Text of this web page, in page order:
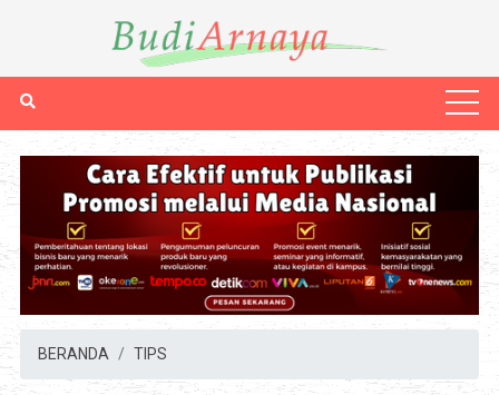
BERANDA TIPS